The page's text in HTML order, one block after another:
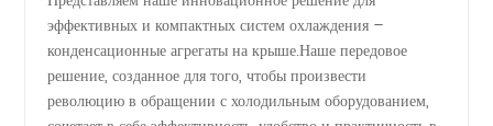
агрегаты
на
эффективных и компактных систем охлаждения –
конденсационные агрегаты на крыше.Наше передовое
решение, созданное для того, чтобы произвести
революцию в обращении с холодильным оборудованием,